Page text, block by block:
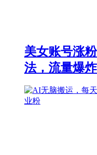
美女账号涨
法，流量爆